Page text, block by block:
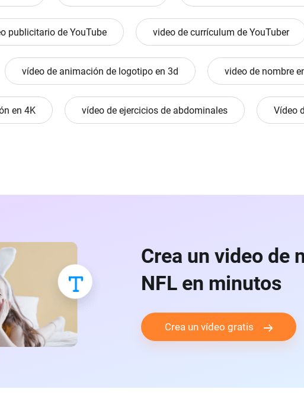
publicitario de YouTube video de currículum de YouTuber
vídeo de animación de logotipo en 3d video de nombre
en 4K vídeo de ejercicios de abdominales Vídeo
Crea un video de
NFL en minutos
Crea un vídeo gratis